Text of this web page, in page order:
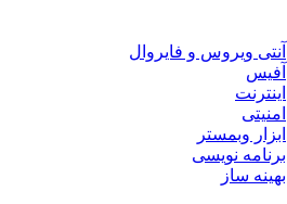
آنتی ویروس و فایروال
آفیس
اینترنت
امنیتی
ابزار وبمستر
برنامه نویسی
بهینه ساز